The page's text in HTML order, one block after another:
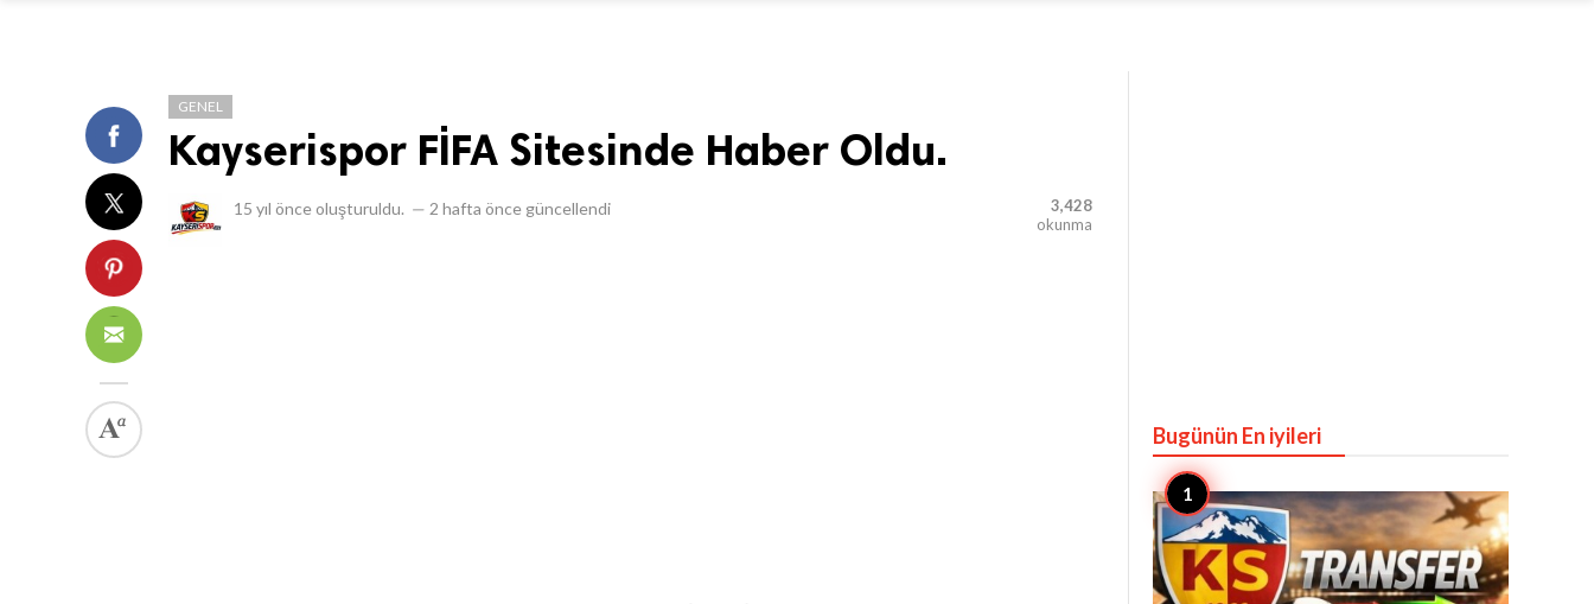
GENEL
Kayserispor FİFA Sitesinde Haber Oldu.
15 yıl önce oluşturuldu. — 2 hafta önce güncellendi
3,428
okunma
Bugünün En iyileri